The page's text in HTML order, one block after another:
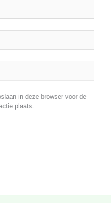
in deze browser voor de
plaats.